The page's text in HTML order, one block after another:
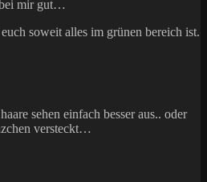
mir gut…
soweit alles im grünen bereich ist.
sehen einfach besser aus.. oder
versteckt…